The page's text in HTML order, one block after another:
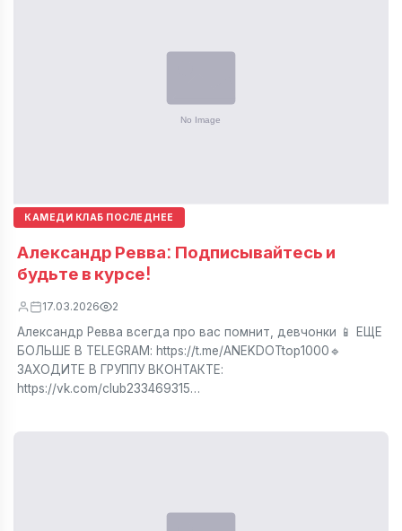
КАМЕДИ КЛАБ ПОСЛЕДНЕЕ
Александр Ревва: Подписывайтесь и
будьте в курсе!
17.03.2026 2
Александр Ревва всегда про вас помнит, девчонки 📱 ЕЩЕ
БОЛЬШЕ В TELEGRAM: https://t.me/ANEKDOTtop1000🔹
ЗАХОДИТЕ В ГРУППУ ВКОНТАКТЕ:
https://vk.com/club233469315…